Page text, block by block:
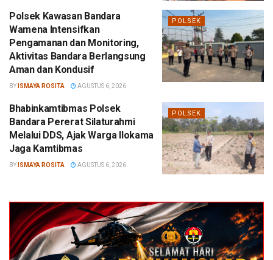
POLSEK
Polsek Kawasan Bandara
Wamena Intensifkan
Pengamanan dan Monitoring,
Aktivitas Bandara Berlangsung
Aman dan Kondusif
BY ISMAYA ROSITA AGUSTUS 6, 2026
POLSEK
Bhabinkamtibmas Polsek
Bandara Pererat Silaturahmi
Melalui DDS, Ajak Warga Ilokama
Jaga Kamtibmas
BY ISMAYA ROSITA AGUSTUS 6, 2026